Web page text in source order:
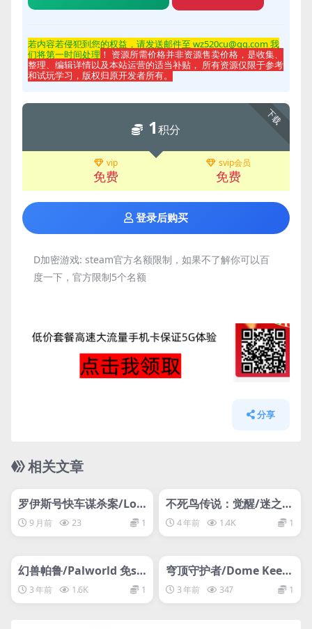
若内容若侵犯到您的权益，请发送邮件至 wz520cu@qq.com 我
们将第一时间处理 ！ 资源所需价格并非资源售卖价格，是收集、
整理、编辑详情以及本站运营的适当补贴， 所有资源仅限于参考
和试玩学习，版权归原开发者所有。
下载
1积分
vip
免费
svip会员
免费
登录后购买
D加密游戏: steam官方名额限制，如果不了解你可以百
度一下，官方限制5个名额
分享
相关文章
网盘下载游戏
罗伊斯号快车谋杀案/Loc
o Motive
9 月前 23 1
网盘下载游戏
不死鸟传说：觉醒/迷之冒
险：重制版/Phoenotopi
a: Awakening
4 年前 1.4K 1
网盘下载游戏
幻兽帕鲁/Palworld 免st
eam版本
3 年前 1.6K 1
网盘下载游戏
穹顶守护者/Dome Keep
er 3 年前 347 1